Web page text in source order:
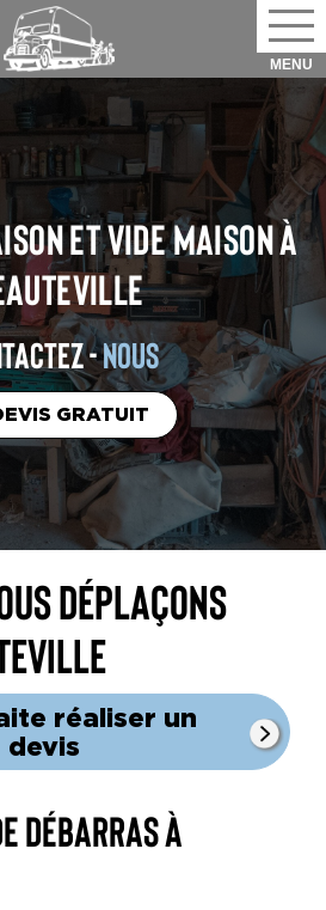
ET VIDE MAISONÀ
-NOUS
GRATUIT
déplaçons
réaliser un
devis
débarras à